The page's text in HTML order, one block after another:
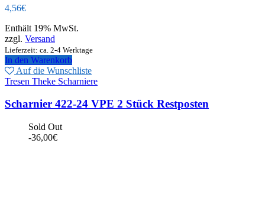
4,56€
Enthält 19% MwSt.
zzgl. Versand
Lieferzeit: ca. 2-4 Werktage
In den Warenkorb
Auf die Wunschliste
Tresen Theke Scharniere
Scharnier 422-24 VPE 2 Stück Restposten
Sold Out
-36,00€